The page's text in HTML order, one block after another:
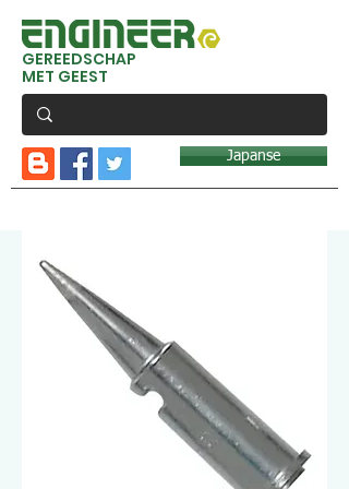
GEREEDSCHAP
MET GEEST
Japanse